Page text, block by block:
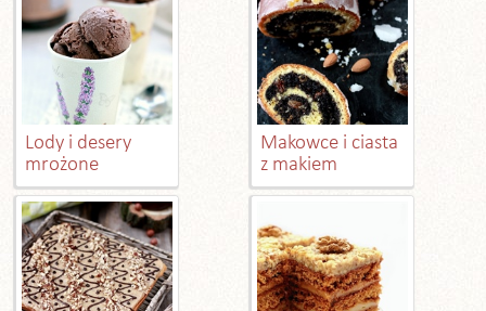
Lody i desery
mrożone
Makowce i ciasta
z makiem